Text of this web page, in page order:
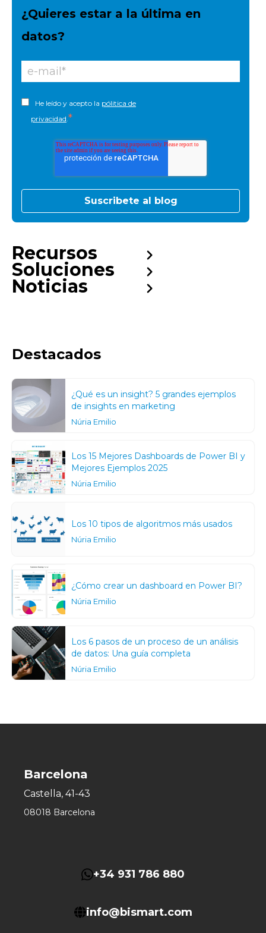
¿Quieres estar a la última en
datos?
He leído y acepto la pólitica de
privacidad.*
Recursos
Soluciones
Noticias
Destacados
¿Qué es un insight? 5 grandes ejemplos
de insights en marketing
Núria Emilio
Los 15 Mejores Dashboards de Power BI y
Mejores Ejemplos 2025
Núria Emilio
Los 10 tipos de algoritmos más usados
Núria Emilio
¿Cómo crear un dashboard en Power BI?
Núria Emilio
Los 6 pasos de un proceso de un análisis
de datos: Una guía completa
Núria Emilio
Barcelona
Castella, 41-43
08018 Barcelona
+34 931 786 880
info@bismart.com